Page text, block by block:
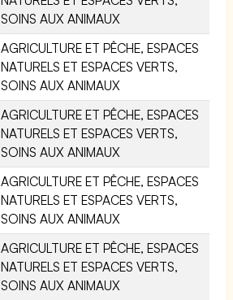
SOINS AUX ANIMAUX
AGRICULTURE ET PÊCHE, ESPACES
NATURELS ET ESPACES VERTS,
SOINS AUX ANIMAUX
AGRICULTURE ET PÊCHE, ESPACES
NATURELS ET ESPACES VERTS,
SOINS AUX ANIMAUX
AGRICULTURE ET PÊCHE, ESPACES
NATURELS ET ESPACES VERTS,
SOINS AUX ANIMAUX
AGRICULTURE ET PÊCHE, ESPACES
NATURELS ET ESPACES VERTS,
SOINS AUX ANIMAUX